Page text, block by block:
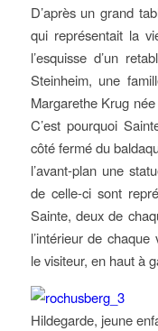
D’après un grand
qui représentait la
l’esquisse d’un
Steinheim, une
Margarethe Krug
C’est pourquoi
côté fermé du
l’avant-plan une
de celle-ci sont
Sainte, deux de
l’intérieur de
le visiteur, en haut à
Hildegarde, jeune